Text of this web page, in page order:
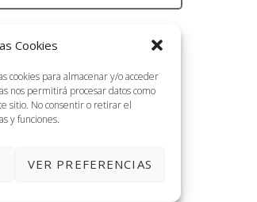
Cookies
cookies para almacenar y/o acceder
nos permitirá procesar datos como
sitio. No consentir o retirar el
y funciones.
VER PREFERENCIAS
de la Universidad de
de ejecución de esta
que se propone la